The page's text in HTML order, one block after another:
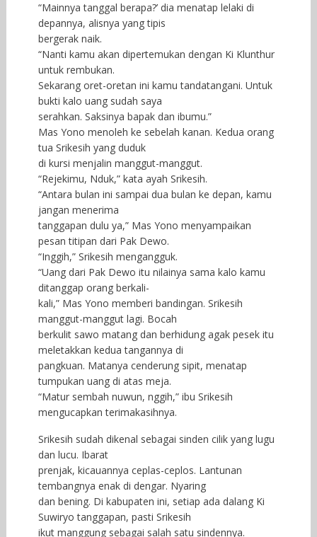
“Mainnya tanggal berapa?’ dia menatap lelaki di
depannya, alisnya yang tipis
bergerak naik.
“Nanti kamu akan dipertemukan dengan Ki Klunthur
untuk rembukan.
Sekarang oret-oretan ini kamu tandatangani. Untuk
bukti kalo uang sudah saya
serahkan. Saksinya bapak dan ibumu.”
Mas Yono menoleh ke sebelah kanan. Kedua orang
tua Srikesih yang duduk
di kursi menjalin manggut-manggut.
“Rejekimu, Nduk,” kata ayah Srikesih.
“Antara bulan ini sampai dua bulan ke depan, kamu
jangan menerima
tanggapan dulu ya,” Mas Yono menyampaikan
pesan titipan dari Pak Dewo.
“Inggih,” Srikesih mengangguk.
“Uang dari Pak Dewo itu nilainya sama kalo kamu
ditanggap orang berkali-
kali,” Mas Yono memberi bandingan. Srikesih
manggut-manggut lagi. Bocah
berkulit sawo matang dan berhidung agak pesek itu
meletakkan kedua tangannya di
pangkuan. Matanya cenderung sipit, menatap
tumpukan uang di atas meja.
“Matur sembah nuwun, nggih,” ibu Srikesih
mengucapkan terimakasihnya.
Srikesih sudah dikenal sebagai sinden cilik yang lugu
dan lucu. Ibarat
prenjak, kicauannya ceplas-ceplos. Lantunan
tembangnya enak di dengar. Nyaring
dan bening. Di kabupaten ini, setiap ada dalang Ki
Suwiryo tanggapan, pasti Srikesih
ikut manggung sebagai salah satu sindennya.